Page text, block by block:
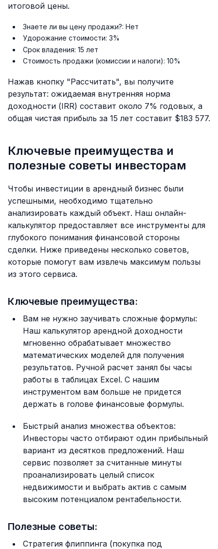
итоговой цены.
Знаете ли вы цену продажи?: Нет
Удорожание стоимости: 3%
Срок владения: 15 лет
Стоимость продажи (комиссии и налоги): 10%
Нажав кнопку "Рассчитать", вы получите
результат: ожидаемая внутренняя норма
доходности (IRR) составит около 7% годовых, а
общая чистая прибыль за 15 лет составит $183 577.
Ключевые преимущества и
полезные советы инвесторам
Чтобы инвестиции в арендный бизнес были
успешными, необходимо тщательно
анализировать каждый объект. Наш онлайн-
калькулятор предоставляет все инструменты для
глубокого понимания финансовой стороны
сделки. Ниже приведены несколько советов,
которые помогут вам извлечь максимум пользы
из этого сервиса.
Ключевые преимущества:
Вам не нужно заучивать сложные формулы:
Наш калькулятор арендной доходности
мгновенно обрабатывает множество
математических моделей для получения
результатов. Ручной расчет занял бы часы
работы в таблицах Excel. С нашим
инструментом вам больше не придется
держать в голове финансовые формулы.
Быстрый анализ множества объектов:
Инвесторы часто отбирают один прибыльный
вариант из десятков предложений. Наш
сервис позволяет за считанные минуты
проанализировать целый список
недвижимости и выбрать актив с самым
высоким потенциалом рентабельности.
Полезные советы:
Стратегия флиппинга (покупка под